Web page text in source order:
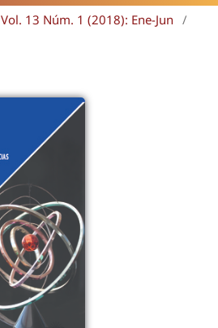
Vol. 13 Núm. 1 (2018): Ene-Jun
/